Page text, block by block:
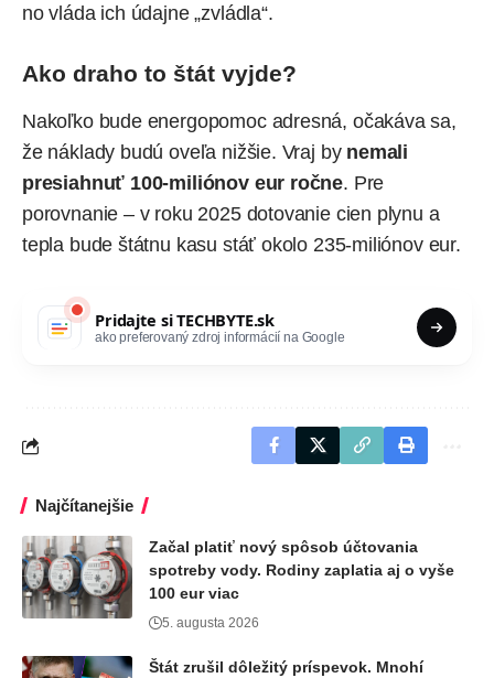
no vláda ich údajne „zvládla“.
Ako draho to štát vyjde?
Nakoľko bude energopomoc adresná, očakáva sa,
že náklady budú oveľa nižšie. Vraj by nemali
presiahnuť 100-miliónov eur ročne. Pre
porovnanie – v roku 2025 dotovanie cien plynu a
tepla bude štátnu kasu stáť okolo 235-miliónov eur.
Pridajte siTECHBYTE.sk
ako preferovaný zdroj informácií na Google
Najčítanejšie
Začal platiť nový spôsob účtovania
spotreby vody. Rodiny zaplatia aj o vyše
100 eur viac
5. augusta 2026
Štát zrušil dôležitý príspevok. Mnohí